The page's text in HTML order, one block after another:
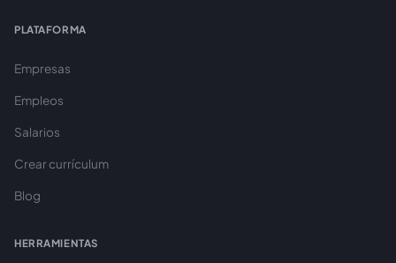
PLATAFORMA
Empresas
Empleos
Salarios
Crear currículum
Blog
HERRAMIENTAS